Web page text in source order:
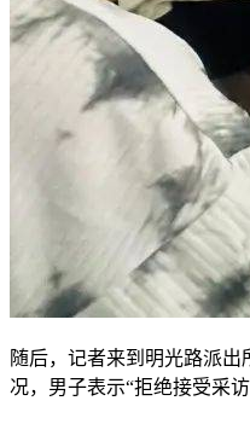
随后，记者来到明光路派
况，男子表示“拒绝接受采访